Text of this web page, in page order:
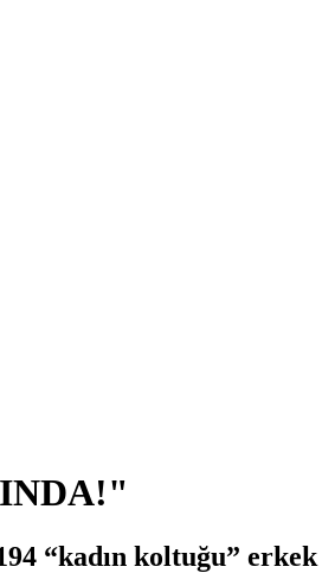
“kadın koltuğu”